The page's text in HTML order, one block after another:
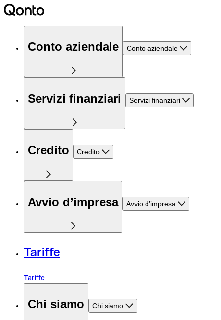
Conto aziendale Conto aziendale
Servizi finanziari Servizi finanziari
Credito Credito
Avvio d’impresa Avvio d’impresa
Tariffe
Tariffe
Chi siamo Chi siamo